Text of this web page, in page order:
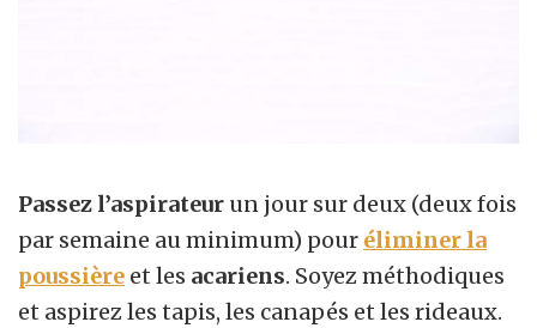
Passez l’aspirateur un jour sur deux (deux fois
par semaine au minimum) pour éliminer la
poussière et les acariens. Soyez méthodiques
et aspirez les tapis, les canapés et les rideaux.